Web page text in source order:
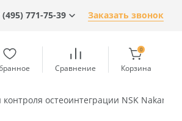
(495) 771-75-39 Заказать звонок
Сравнение
0
Корзина
остеоинтеграции NSK